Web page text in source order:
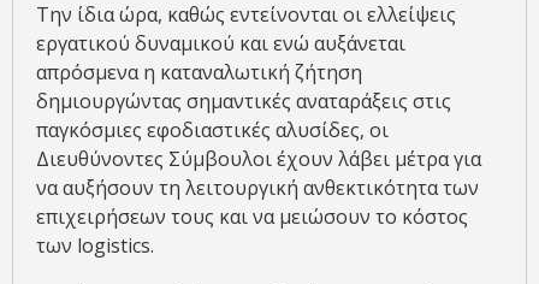
Την ίδια ώρα, καθώς εντείνονται οι ελλείψεις
εργατικού δυναμικού και ενώ αυξάνεται
απρόσμενα η καταναλωτική ζήτηση
δημιουργώντας σημαντικές αναταράξεις στις
παγκόσμιες εφοδιαστικές αλυσίδες, οι
Διευθύνοντες Σύμβουλοι έχουν λάβει μέτρα για
να αυξήσουν τη λειτουργική ανθεκτικότητα των
επιχειρήσεων τους και να μειώσουν το κόστος
των logistics.